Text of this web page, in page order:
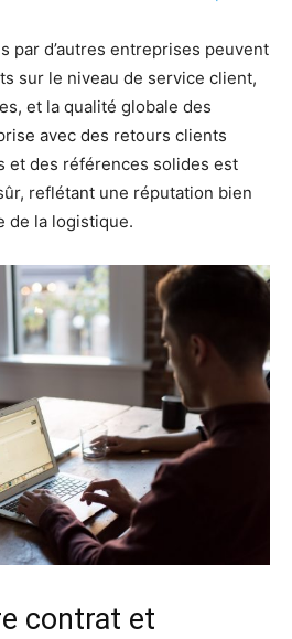
par d’autres entreprises peuvent
sur le niveau de service client,
et la qualité globale des
avec des retours clients
et des références solides est
reflétant une réputation bien
de la logistique.
contrat et